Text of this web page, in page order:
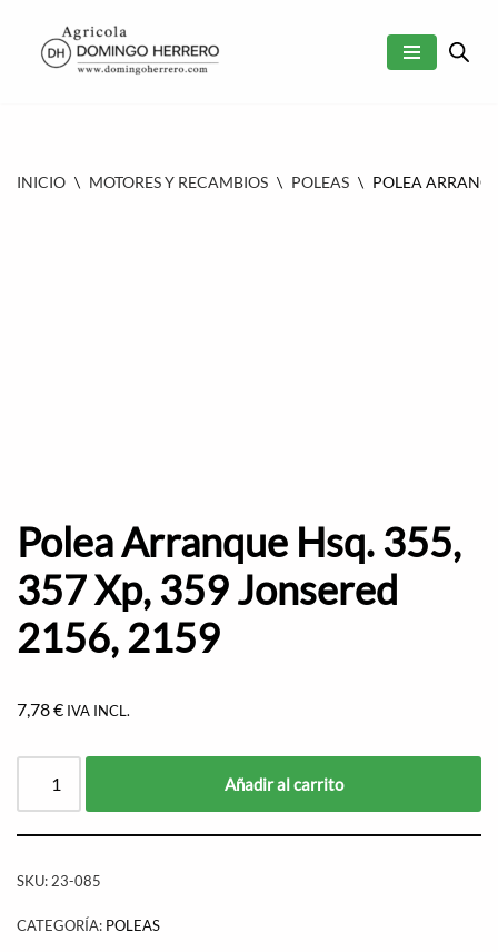
SALTAR
INICIO \ MOTORES Y RECAMBIOS \ POLEAS \ POLEA
Polea Arranque Hsq. 355,
357 Xp, 359 Jonsered
2156, 2159
7,78€ IVA INCL.
Añadir al carrito
SKU: 23-085
CATEGORÍA: POLEAS